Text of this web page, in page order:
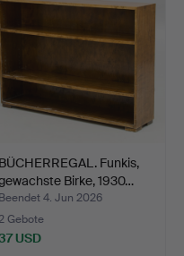
BÜCHERREGAL. Funkis,
Birke, 1930…
Beendet 4. Jun 2026
Gebote
USD